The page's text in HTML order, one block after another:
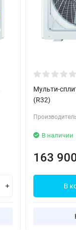
Мульти-
(R32)
В наличии
163
В